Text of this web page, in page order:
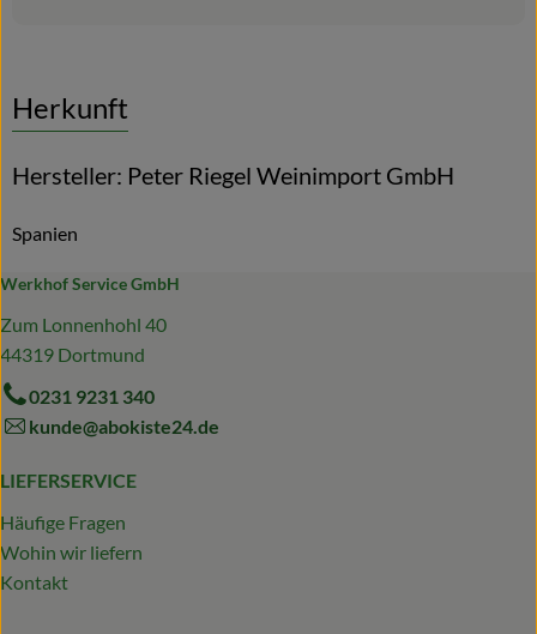
Herkunft
Hersteller: Peter Riegel Weinimport GmbH
Spanien
Werkhof Service GmbH
Zum Lonnenhohl 40
44319 Dortmund
0231 9231 340
kunde@abokiste24.de
LIEFERSERVICE
Häufige Fragen
Wohin wir liefern
Kontakt